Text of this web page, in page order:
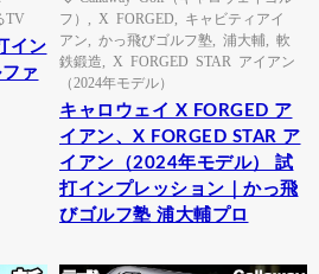
TV
イン
ァ
フ）
X FORGED
キャビティアイ
アン
かっ飛びゴルフ塾 浦大輔
軟
鉄鍛造
X FORGED STAR アイアン
（2024年モデル）
キャロウェイ X FORGED ア
イアン、X FORGED STAR ア
イアン（2024年モデル） 試
打インプレッション｜かっ飛
びゴルフ塾 浦大輔プロ